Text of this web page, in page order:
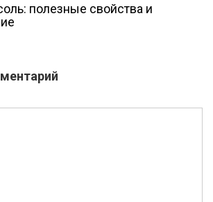
полезные свойства и